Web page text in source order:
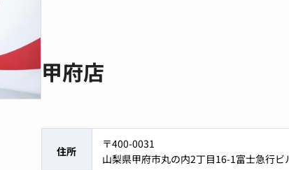
甲府店
住所
〒400-0031
山梨県甲府市丸の内2丁目16-1富士急行ビ